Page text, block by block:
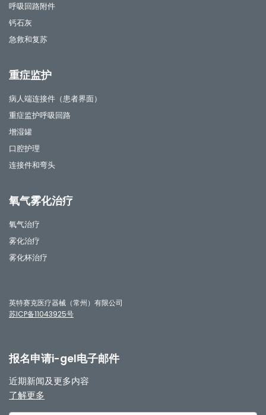
呼吸回路附件
钙石灰
急救和复苏
重症监护
病人端连接件（患者界面）
重症监护呼吸回路
增湿罐
口腔护理
连接件和弯头
氧气雾化治疗
氧气治疗
雾化治疗
雾化杯治疗
英特赛克医疗器械（常州）有限公司
苏ICP备11043925号
报名申请i-gel电子邮件
近期新闻及更多内容
了解更多